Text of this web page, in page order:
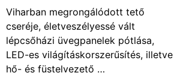
Viharban megrongálódott tető
cseréje, életveszélyessé vált
lépcsőházi üvegpanelek pótlása,
LED-es világításkorszerűsítés, illetve
hő- és füstelvezető …